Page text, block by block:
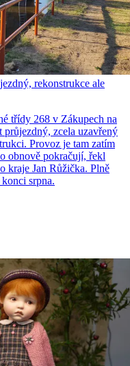
rekonstrukce ale
třídy 268 v Zákupech na
průjezdný, zcela uzavřený
Provoz je tam zatím
obnově pokračují, řekl
kraje Jan Růžička. Plně
srpna.